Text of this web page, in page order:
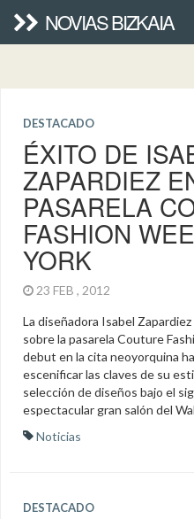
NOVIAS BIZKAIA
DESTACADO
ÉXITO DE
ZAPARDIEZ
PASARELA
FASHION
YORK
23 FEB , 2012
La diseñadora Isabel
sobre la pasarela Couture
debut en la cita neoyorquina
escenificar las claves de su
selección de diseños bajo el
espectacular gran salón del
Noticias
DESTACADO